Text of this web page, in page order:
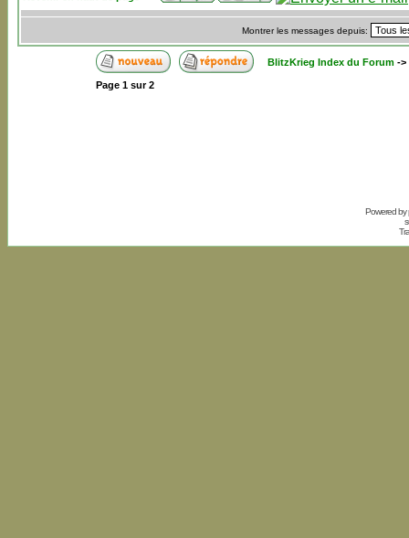
Montrer les messages depuis:
BlitzKrieg Index du Forum->
Page 1sur2
Powered by